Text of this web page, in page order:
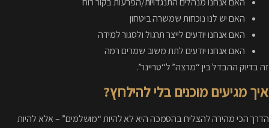
האם יש לנו נוכחות שמשרה ביטחון
האם אנחנו יודעים לייצר תרגול ולסגור למידה
האם אנחנו יודעים לתת משוב שמרים רמה
זה בדיוק ההבדל בין “מרצה” ל“טריינר”.
איך מגיעים מוכנים בלי להילחץ?
הדרך הכי מהירה להצליח בהסמכה היא לא להיות “מושלמים” – אלא להיות